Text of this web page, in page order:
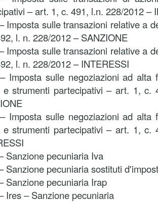
– art. 1, c. 491, l.n. 228/2012 –
Imposta sulle transazioni relative a
l. n. 228/2012 – SANZIONE
Imposta sulle transazioni relative a
l. n. 228/2012 – INTERESSI
Imposta sulle negoziazioni ad alta
e strumenti partecipativi – art. 1, c.
Imposta sulle negoziazioni ad alta
e strumenti partecipativi – art. 1, c.
Sanzione pecuniaria Iva
Sanzione pecuniaria sostituti
Sanzione pecuniaria Irap
Ires – Sanzione pecuniaria